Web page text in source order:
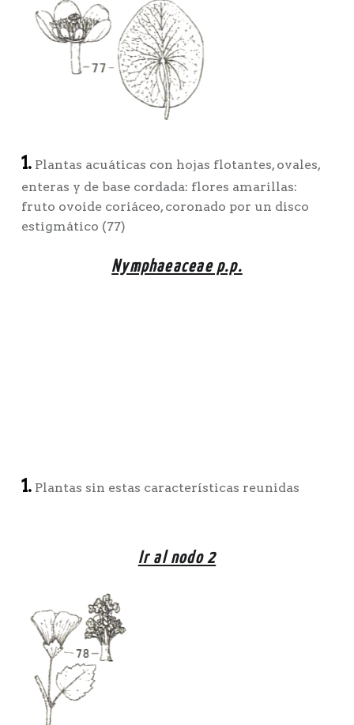
1.Plantas acuáticas con hojas flotantes, ovales,
enteras y de base cordada: flores amarillas:
fruto ovoide coriáceo, coronado por un disco
estigmático (77)
Nymphaeaceae p.p.
1.Plantas sin estas características reunidas
Ir al nodo 2